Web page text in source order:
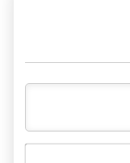
שם*